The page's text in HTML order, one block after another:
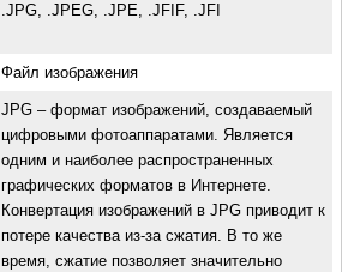
.JPG, .JPEG, .JPE, .JFIF, .JFI
Файл изображения
JPG – формат изображений, создаваемый
цифровыми фотоаппаратами. Является
одним и наиболее распространенных
графических форматов в Интернете.
Конвертация изображений в JPG приводит к
потере качества из-за сжатия. В то же
время, сжатие позволяет значительно